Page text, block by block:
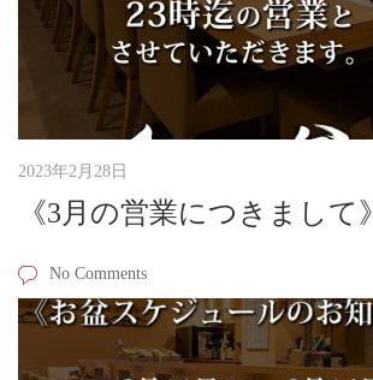
2023年2月28日
《3月の営業につきまして》
No Comments